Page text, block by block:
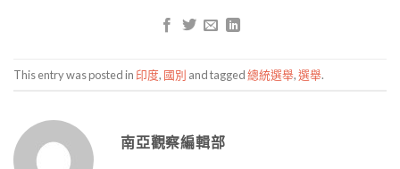
This entry was posted in 印度, 國別 and tagged總統選舉,選舉.
南亞觀察編輯部